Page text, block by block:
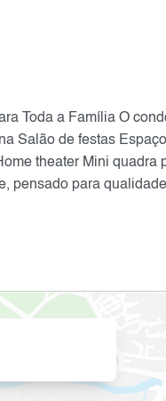
Toda a Família O
Salão de festas
theater Mini
pensado para